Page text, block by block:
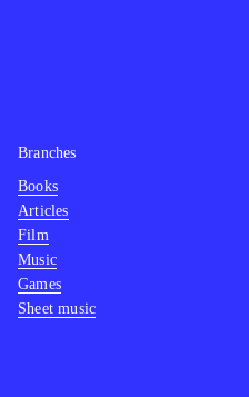
Branches
Books
Articles
Film
Music
Games
Sheet music